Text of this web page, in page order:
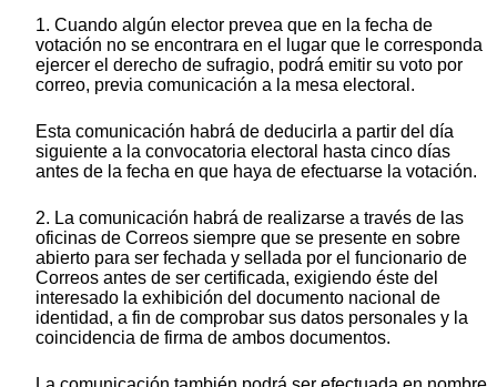
1. Cuando algún elector prevea que en la fecha de
votación no se encontrara en el lugar que le corresponda
ejercer el derecho de sufragio, podrá emitir su voto por
correo, previa comunicación a la mesa electoral.
Esta comunicación habrá de deducirla a partir del día
siguiente a la convocatoria electoral hasta cinco días
antes de la fecha en que haya de efectuarse la votación.
2. La comunicación habrá de realizarse a través de las
oficinas de Correos siempre que se presente en sobre
abierto para ser fechada y sellada por el funcionario de
Correos antes de ser certificada, exigiendo éste del
interesado la exhibición del documento nacional de
identidad, a fin de comprobar sus datos personales y la
coincidencia de firma de ambos documentos.